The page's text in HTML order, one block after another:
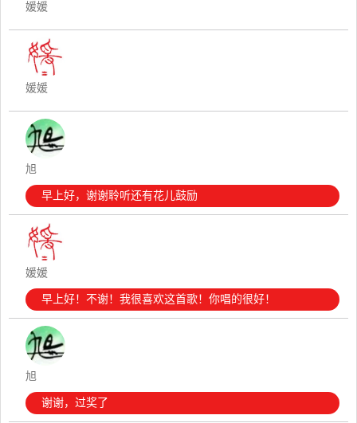
媛媛
媛媛
旭
早上好，谢谢聆听还有花儿鼓励
媛媛
早上好！不谢！我很喜欢这首歌！你唱的很好！
旭
谢谢，过奖了